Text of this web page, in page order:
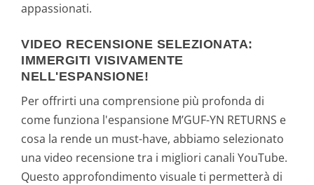
appassionati.
VIDEO RECENSIONE SELEZIONATA:
IMMERGITI VISIVAMENTE
NELL'ESPANSIONE!
Per offrirti una comprensione più profonda di
come funziona l'espansione M’GUF-YN RETURNS e
cosa la rende un must-have, abbiamo selezionato
una video recensione tra i migliori canali YouTube.
Questo approfondimento visuale ti permetterà di